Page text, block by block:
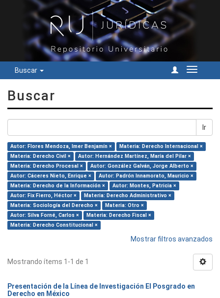
Buscar
Cambiar
Buscar
Ir
Autor: Flores Mendoza, Imer Benjamín ×
Materia: Derecho Internacional ×
Materia: Derecho Civil ×
Autor: Hernández Martínez, María del Pilar ×
Materia: Derecho Procesal ×
Autor: González Galván, Jorge Alberto ×
Autor: Cáceres Nieto, Enrique ×
Autor: Padrón Innamorato, Mauricio ×
Materia: Derecho de la Información ×
Autor: Montes, Patricia ×
Autor: Fix Fierro, Héctor ×
Materia: Derecho Administrativo ×
Materia: Sociología del Derecho ×
Materia: Otro ×
Autor: Silva Forné, Carlos ×
Materia: Derecho Fiscal ×
Materia: Derecho Constitucional ×
Mostrar filtros avanzados
Mostrando ítems 1-1 de 1
Presentación de la Línea de Investigación El Posgrado en
Derecho en México